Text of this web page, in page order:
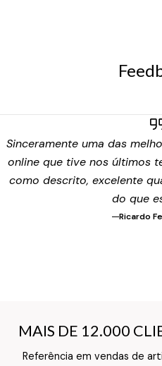
Sinceramente uma das
online que tive nos últimos
como descrito, excelente
do que
Ricardo
MAIS DE 12.000
Referência em vendas de
MAIS DE 12.000
Texto do Verso do